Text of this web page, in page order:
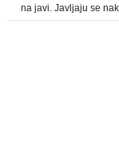
na javi. Javljaju se